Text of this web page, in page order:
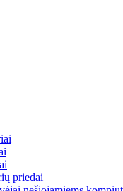
priedai